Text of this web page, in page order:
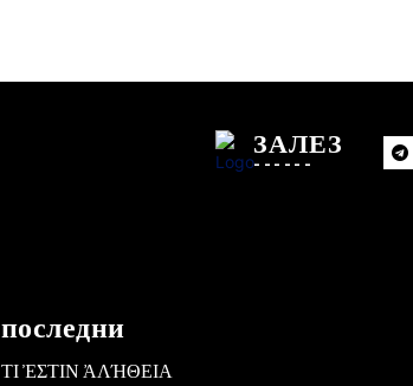
ЗАЛЕЗ
------
последни
ΤΙ ἘΣΤΙΝ ἈΛΉΘΕΙΑ